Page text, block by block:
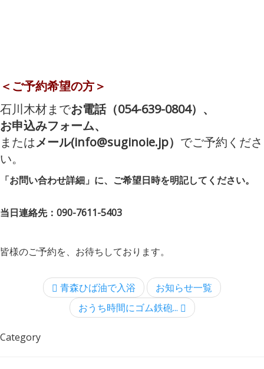
＜ご予約希望の方＞
石川木材までお電話（054-639-0804）、
お申込みフォーム、
またはメール(info@suginoie.jp） でご予約くださ
い。
「お問い合わせ詳細」に、ご希望日時を明記してください。
当日連絡先：090-7611-5403
皆様のご予約を、お待ちしております。
青森ひば油で入浴
お知らせ一覧
おうち時間にゴム鉄砲...
Category